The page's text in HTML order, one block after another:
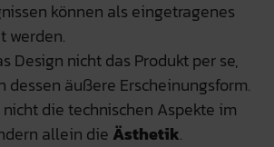
können als eingetragenes
werden.
Design nicht das Produkt per se,
dessen äußere Erscheinungsform.
die technischen Aspekte im
allein die Ästhetik.